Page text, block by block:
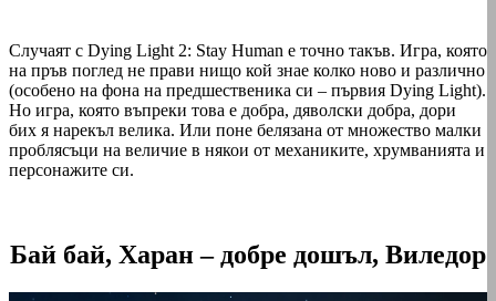
Случаят с Dying Light 2: Stay Human е точно такъв. Игра, която
на пръв поглед не прави нищо кой знае колко ново и различно
(особено на фона на предшественика си – първия Dying Light).
Но игра, която въпреки това е добра, дяволски добра, дори
бих я нарекъл велика. Или поне белязана от множество малки
проблясъци на величие в някои от механиките, хрумванията и
персонажите си.
Бай бай, Харан – добре дошъл, Виледор